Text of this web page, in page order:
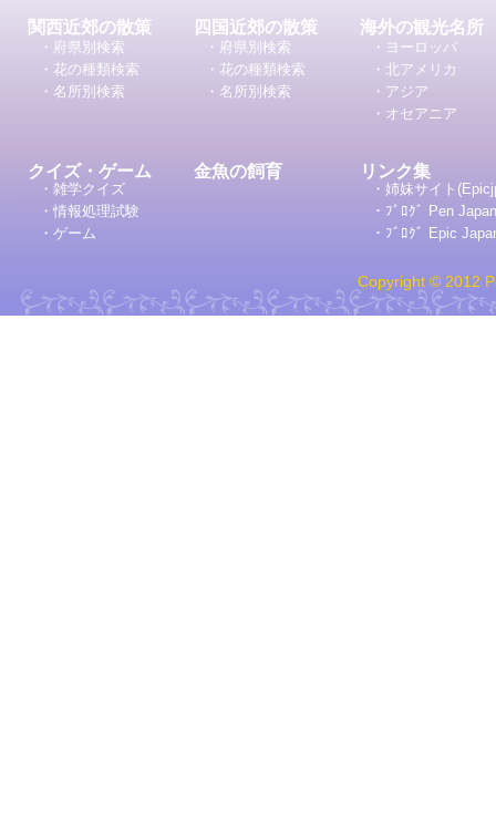
関西近郊の散策 四国近郊の散策 海外の観光名所
・府県別検索 ・府県別検索
・ヨーロッパ
・花の種類検索
・花の種類検索
・北アメリカ
・名所別検索
・名所別検索
・アジア
・オセアニア
クイズ・ゲーム 金魚の飼育 リンク集
・雑学クイズ
・姉妹サイト
・情報処理試験
・ﾌﾞﾛｸﾞ Pen Japan
・ゲーム
・ﾌﾞﾛｸﾞ Epic
Copyright © 2012